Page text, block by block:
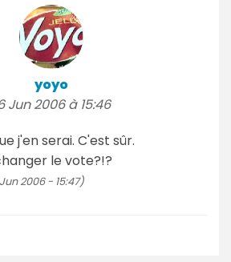
yoyo
Jun 2006 à 15:46
j'en serai. C'est sûr.
le vote?!?
2006 - 15:47)